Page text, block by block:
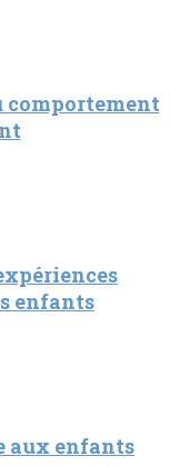
comportement
enfants
aux enfants